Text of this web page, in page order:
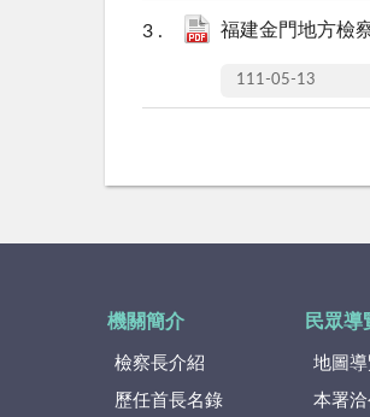
福建金門地方檢
111-05-13
機關簡介
檢察長介紹
歷任首長名錄
民眾導
地圖導
本署